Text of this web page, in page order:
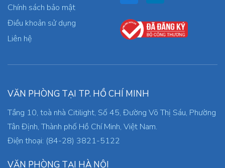
Chính sách bảo mật
Điều khoản sử dụng
Liên hệ
VĂN PHÒNG TẠI TP. HỒ CHÍ MINH
Tầng 10, toà nhà Citilight, Số 45, Đường Võ Thị Sáu, Phường
Tân Định, Thành phố Hồ Chí Minh, Việt Nam.
Điện thoại: (84-28) 3821-5122
VĂN PHÒNG TẠI HÀ NỘI